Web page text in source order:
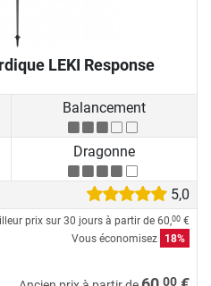
LEKI Response
Balancement
Dragonne
5,0
prix sur 30 jours à partir de 60,00 €
Vous économisez
18%
00